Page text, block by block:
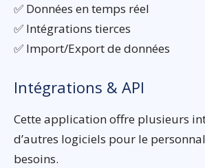
✅ Données en temps réel
✅ Intégrations tierces
✅ Import/Export de données
Intégrations & API
Cette application offre plusieurs
d’autres logiciels pour le
besoins.